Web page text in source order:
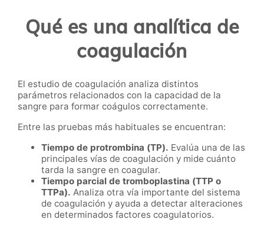
Qué es una analítica de
coagulación
El estudio de coagulación analiza distintos
parámetros relacionados con la capacidad de la
sangre para formar coágulos correctamente.
Entre las pruebas más habituales se encuentran:
Tiempo de protrombina (TP). Evalúa una de las
principales vías de coagulación y mide cuánto
tarda la sangre en coagular.
Tiempo parcial de tromboplastina (TTP o
TTPa). Analiza otra vía importante del sistema
de coagulación y ayuda a detectar alteraciones
en determinados factores coagulatorios.